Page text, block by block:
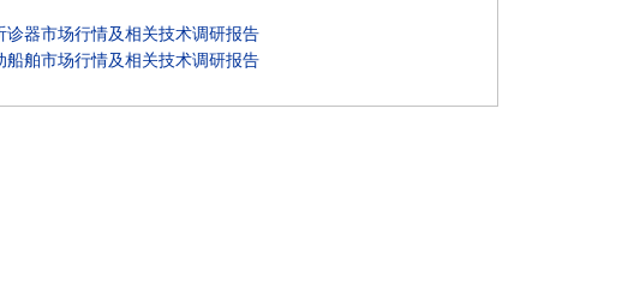
诊器市场行情及相关技术调研报告
船舶市场行情及相关技术调研报告